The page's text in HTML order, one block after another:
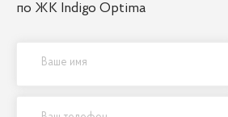
по ЖК Indigo Optima